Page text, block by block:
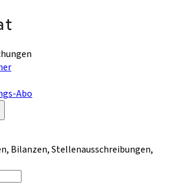
Abo
Bilanzen, Stellenausschreibungen,